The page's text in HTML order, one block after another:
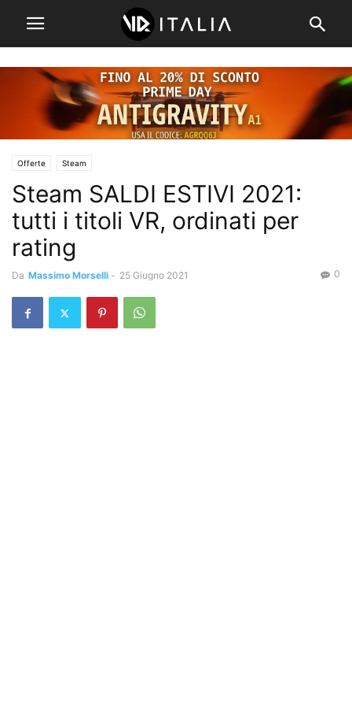
Offerte Steam
Steam SALDI ESTIVI 2021:
tutti i titoli VR, ordinati per
rating
Da Massimo Morselli - 25 Giugno 2021 0